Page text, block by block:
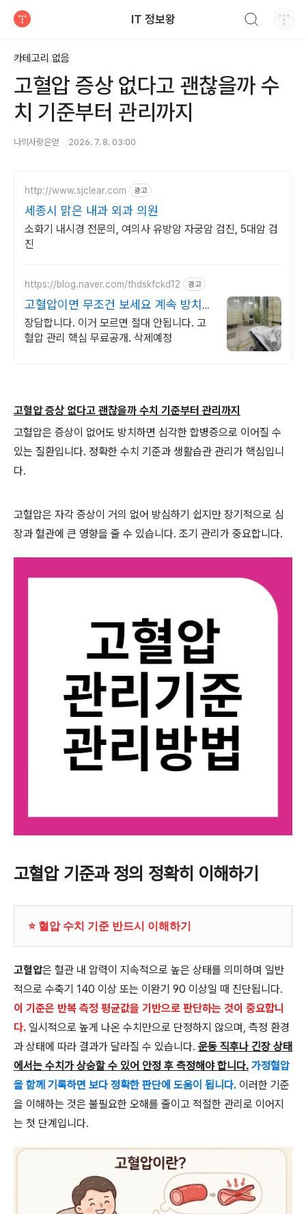
IT 정보왕
카테고리 없음
고혈압 증상 없다고 괜찮을까 수
치 기준부터 관리까지
나의사랑은얻 2026. 7. 8. 03:00
http://www.sjclear.com 광고
세종시 맑은 내과 외과 의원
소화기 내시경 전문의, 여의사 유방암 자궁암 검진, 5대암 검
진
https://blog.naver.com/thdskfckd12 광고
고혈압이면 무조건 보세요 계속 방치하
시면 큰일납니다.
장담합니다. 이거 모르면 절대 안됩니다. 고
혈압 관리 핵심 무료공개. 삭제예정
고혈압 증상 없다고 괜찮을까 수치 기준부터 관리까지
고혈압은 증상이 없어도 방치하면 심각한 합병증으로 이어질 수
있는 질환입니다. 정확한 수치 기준과 생활습관 관리가 핵심입니
다.
고혈압은 자각 증상이 거의 없어 방심하기 쉽지만 장기적으로 심
장과 혈관에 큰 영향을 줄 수 있습니다. 조기 관리가 중요합니다.
고혈압 기준과 정의 정확히 이해하기
⭐ 혈압 수치 기준 반드시 이해하기
고혈압은 혈관 내 압력이 지속적으로 높은 상태를 의미하며 일반
적으로 수축기 140 이상 또는 이완기 90 이상일 때 진단됩니다.
이 기준은 반복 측정 평균값을 기반으로 판단하는 것이 중요합니
다. 일시적으로 높게 나온 수치만으로 단정하지 않으며, 측정 환경
과 상태에 따라 결과가 달라질 수 있습니다. 운동 직후나 긴장 상태
에서는 수치가 상승할 수 있어 안정 후 측정해야 합니다. 가정혈압
을 함께 기록하면 보다 정확한 판단에 도움이 됩니다. 이러한 기준
을 이해하는 것은 불필요한 오해를 줄이고 적절한 관리로 이어지
는 첫 단계입니다.